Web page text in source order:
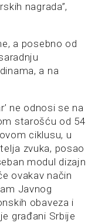
nagrada”,
a posebno od
a na
ne odnosi se na
starošću od 54
ciklusu, u
zvuka, posao
modul dizajn
ovakav način
Javnog
obaveza i
građani Srbije